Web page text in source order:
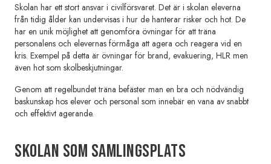
Skolan har ett stort ansvar i civilförsvaret. Det är i skolan eleverna
från tidig ålder kan undervisas i hur de hanterar risker och hot. De
har en unik möjlighet att genomföra övningar för att träna
personalens och elevernas förmåga att agera och reagera vid en
kris. Exempel på detta är övningar för brand, evakuering, HLR men
även hot som skolbeskjutningar.
Genom att regelbundet träna befäster man en bra och nödvändig
baskunskap hos elever och personal som innebär en vana av snabbt
och effektivt agerande.
Skolan som samlingsplats